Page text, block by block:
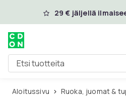
Ohita ja siirry
29 € jäljellä
Etsi tuotteita
Aloitussivu Ruoka, juomat &